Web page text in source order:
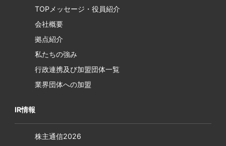
TOPメッセージ・役員紹介
会社概要
拠点紹介
私たちの強み
行政連携及び加盟団体一覧
業界団体への加盟
IR情報
株主通信2026